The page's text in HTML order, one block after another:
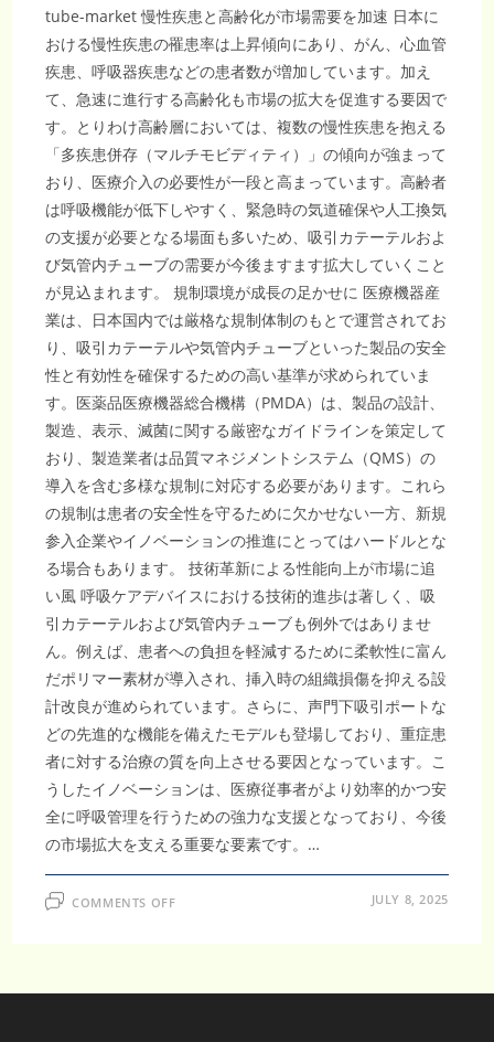
tube-market 慢性疾患と高齢化が市場需要を加速 日本に
おける慢性疾患の罹患率は上昇傾向にあり、がん、心血管
疾患、呼吸器疾患などの患者数が増加しています。加え
て、急速に進行する高齢化も市場の拡大を促進する要因で
す。とりわけ高齢層においては、複数の慢性疾患を抱える
「多疾患併存（マルチモビディティ）」の傾向が強まって
おり、医療介入の必要性が一段と高まっています。高齢者
は呼吸機能が低下しやすく、緊急時の気道確保や人工換気
の支援が必要となる場面も多いため、吸引カテーテルおよ
び気管内チューブの需要が今後ますます拡大していくこと
が見込まれます。 規制環境が成長の足かせに 医療機器産
業は、日本国内では厳格な規制体制のもとで運営されてお
り、吸引カテーテルや気管内チューブといった製品の安全
性と有効性を確保するための高い基準が求められていま
す。医薬品医療機器総合機構（PMDA）は、製品の設計、
製造、表示、滅菌に関する厳密なガイドラインを策定して
おり、製造業者は品質マネジメントシステム（QMS）の
導入を含む多様な規制に対応する必要があります。これら
の規制は患者の安全性を守るために欠かせない一方、新規
参入企業やイノベーションの推進にとってはハードルとな
る場合もあります。 技術革新による性能向上が市場に追
い風 呼吸ケアデバイスにおける技術的進歩は著しく、吸
引カテーテルおよび気管内チューブも例外ではありませ
ん。例えば、患者への負担を軽減するために柔軟性に富ん
だポリマー素材が導入され、挿入時の組織損傷を抑える設
計改良が進められています。さらに、声門下吸引ポートな
どの先進的な機能を備えたモデルも登場しており、重症患
者に対する治療の質を向上させる要因となっています。こ
うしたイノベーションは、医療従事者がより効率的かつ安
全に呼吸管理を行うための強力な支援となっており、今後
の市場拡大を支える重要な要素です。…
COMMENTS OFFON
ー
JULY 8, 2025